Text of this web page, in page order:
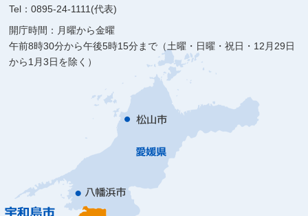
Tel：0895-24-1111(代表)
開庁時間：月曜から金曜
午前8時30分から午後5時15分まで（土曜・日曜・祝日・12月29日
から1月3日を除く）